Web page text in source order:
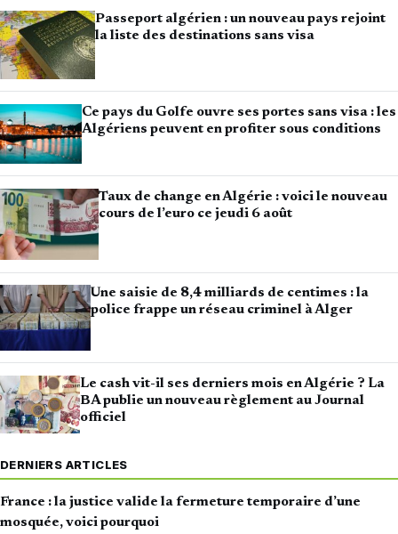
Passeport algérien : un nouveau pays rejoint
la liste des destinations sans visa
Ce pays du Golfe ouvre ses portes sans visa : les
Algériens peuvent en profiter sous conditions
Taux de change en Algérie : voici le nouveau
cours de l’euro ce jeudi 6 août
Une saisie de 8,4 milliards de centimes : la
police frappe un réseau criminel à Alger
Le cash vit-il ses derniers mois en Algérie ? La
BA publie un nouveau règlement au Journal
officiel
DERNIERS ARTICLES
France : la justice valide la fermeture temporaire d’une
mosquée, voici pourquoi